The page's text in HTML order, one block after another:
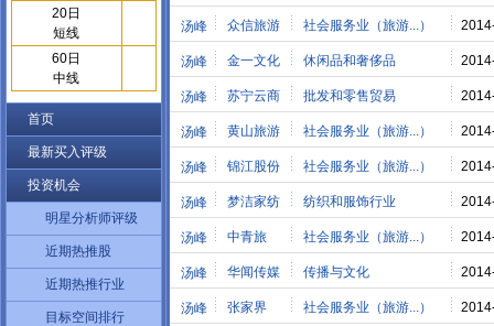
20日
短线
60日
中线
首页
最新买入评级
投资机会
明星分析师评级
近期热推股
近期热推行业
目标空间排行
汤峰 众信旅游 社会服务业（旅游...）
汤峰 金一文化 休闲品和奢侈品
汤峰 苏宁云商 批发和零售贸易
汤峰 黄山旅游 社会服务业（旅游...）
汤峰 锦江股份 社会服务业（旅游...）
汤峰 梦洁家纺 纺织和服饰行业
汤峰 中青旅 社会服务业（旅游...）
汤峰 华闻传媒 传播与文化
汤峰 张家界 社会服务业（旅游...）